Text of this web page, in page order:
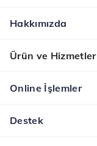
Hakkımızda
Ürün ve Hizmetler
Online İşlemler
Destek